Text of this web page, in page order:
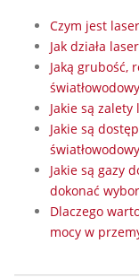
Czym jest
Jak działa
Jaką grubość,
Jakie są
Jakie są
Jakie są gazy
dokonać
Dlaczego
mocy w